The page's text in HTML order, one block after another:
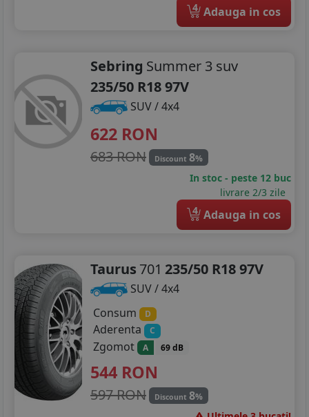
4 Adauga in cos
Sebring Summer 3 suv
235/50 R18 97V
SUV / 4x4
622 RON
683 RON Discount 8%
In stoc - peste 12 buc
livrare 2/3 zile
4 Adauga in cos
Taurus 701 235/50 R18 97V
SUV / 4x4
Consum
D
Aderenta C
Zgomot A 69 dB
544 RON
597 RON Discount 8%